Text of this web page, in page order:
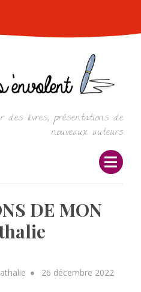
des livres, présentations de
nouveaux auteurs
DE MON
Posted
26 décembre 2022